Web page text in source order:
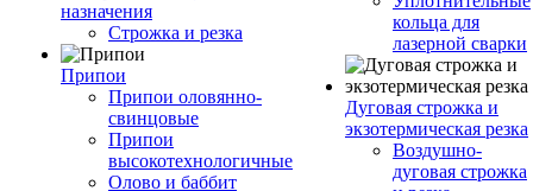
назначения
Строжка и резка
Припои
Припои оловянно-
свинцовые
Припои
высокотехнологичные
Олово и баббит
кольца для
лазерной сварки
Дуговая строжка и
экзотермическая резка
Воздушно-
дуговая строжка